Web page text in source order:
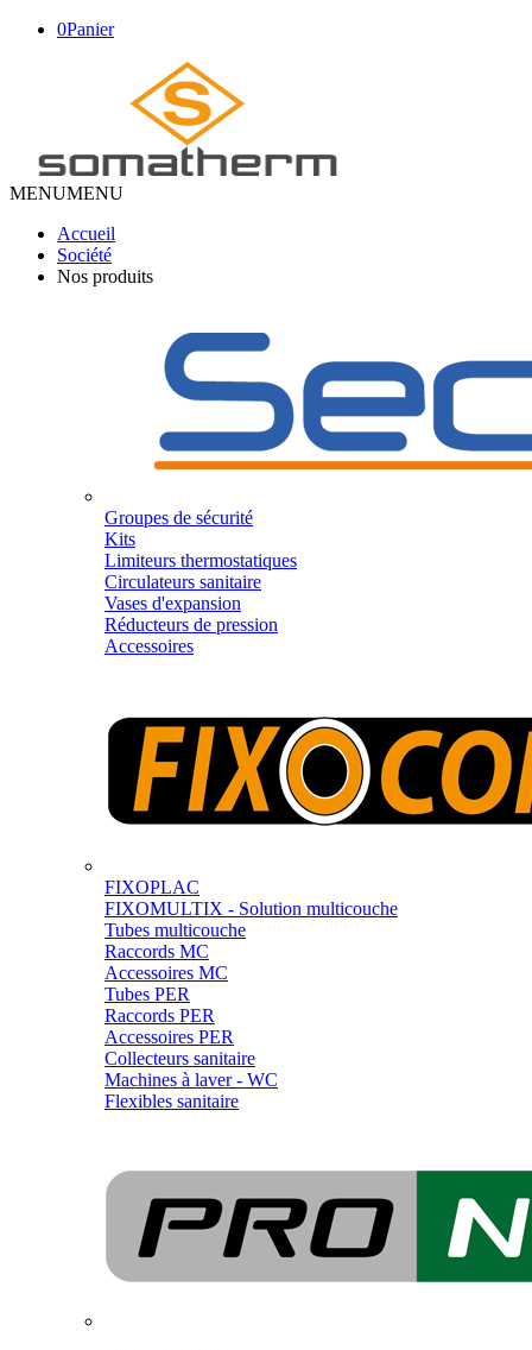
0Panier
MENUMENU
Accueil
Société
Nos produits
Groupes de sécurité
Kits
Limiteurs thermostatiques
Circulateurs sanitaire
Vases d'expansion
Réducteurs de pression
Accessoires
FIXOPLAC
FIXOMULTIX - Solution multicouche
Tubes multicouche
Raccords MC
Accessoires MC
Tubes PER
Raccords PER
Accessoires PER
Collecteurs sanitaire
Machines à laver - WC
Flexibles sanitaire